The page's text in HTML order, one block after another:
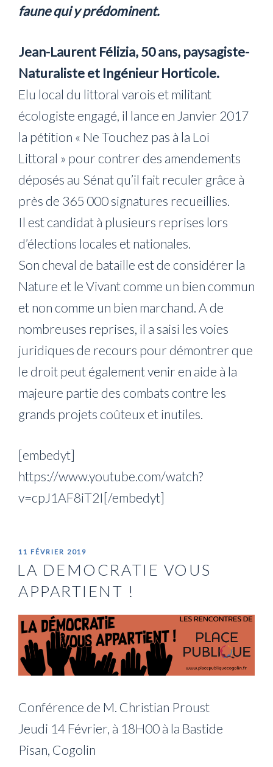
faune qui y prédominent.
Jean-Laurent Félizia, 50 ans, paysagiste-
Naturaliste et Ingénieur Horticole.
Elu local du littoral varois et militant
écologiste engagé, il lance en Janvier 2017
la pétition « Ne Touchez pas à la Loi
Littoral » pour contrer des amendements
déposés au Sénat qu’il fait reculer grâce à
près de 365 000 signatures recueillies.
Il est candidat à plusieurs reprises lors
d’élections locales et nationales.
Son cheval de bataille est de considérer la
Nature et le Vivant comme un bien commun
et non comme un bien marchand. A de
nombreuses reprises, il a saisi les voies
juridiques de recours pour démontrer que
le droit peut également venir en aide à la
majeure partie des combats contre les
grands projets coûteux et inutiles.
[embedyt]
https://www.youtube.com/watch?
v=cpJ1AF8iT2I[/embedyt]
PUBLIÉ
11 FÉVRIER 2019
LA DEMOCRATIE VOUS
APPARTIENT !
Conférence de M. Christian Proust
Jeudi 14 Février, à 18H00 à la Bastide
Pisan, Cogolin